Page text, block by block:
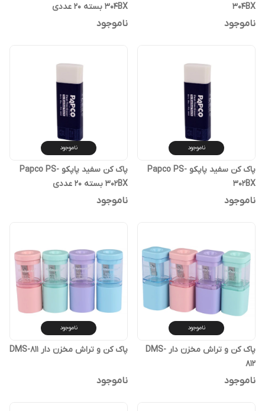
304BX
ناموجود
304BX بسته 20 عددی
ناموجود
ناموجود
پاک کن سفید پاپکو Papco PS-
302BX
ناموجود
ناموجود
پاک کن سفید پاپکو Papco PS-
302BX بسته 20 عددی
ناموجود
ناموجود
پاک کن و تراش مخزن دار DMS-
812
ناموجود
ناموجود
پاک کن و تراش مخزن دار DMS-811
ناموجود